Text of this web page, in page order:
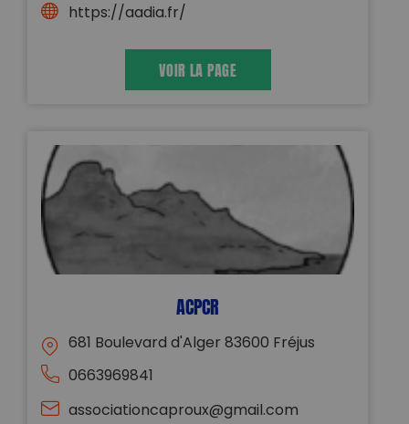
https://aadia.fr/
VOIR LA PAGE
ACPCR
681 Boulevard d'Alger 83600 Fréjus
0663969841
associationcaproux@gmail.com